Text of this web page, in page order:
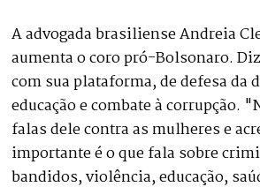
A advogada brasiliense Andreia
aumenta o coro pró-Bolsonaro.
com sua plataforma, de defesa da
educação e combate à corrupção.
falas dele contra as mulheres e
importante é o que fala sobre
bandidos, violência, educação,